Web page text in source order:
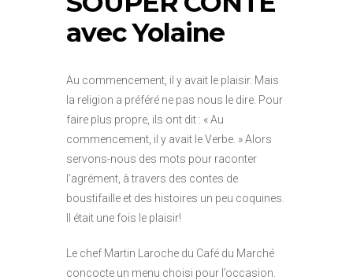
avec Yolaine
Au commencement, il y avait le plaisir. Mais
la religion a préféré ne pas nous le dire. Pour
faire plus propre, ils ont dit : « Au
commencement, il y avait le Verbe. » Alors
servons-nous des mots pour raconter
l’agrément, à travers des contes de
boustifaille et des histoires un peu coquines.
Il était une fois le plaisir!
Le chef Martin Laroche du Café du Marché
concocte un menu choisi pour l’occasion.